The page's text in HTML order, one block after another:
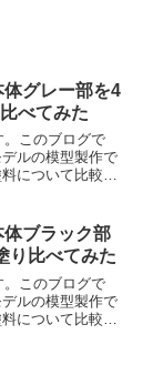
体グレー部を4
べてみた
。このブログで
ルの模型製作で
について比較検
ていただけると
体ブラック部
り比べてみた
。このブログで
ルの模型製作で
について比較検